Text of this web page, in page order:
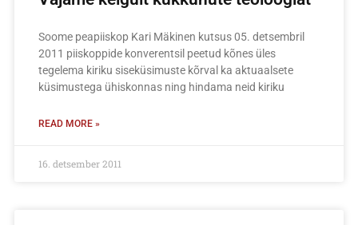
Soome peapiiskop Kari Mäkinen kutsus 05. detsembril
2011 piiskoppide konverentsil peetud kõnes üles
tegelema kiriku siseküsimuste kõrval ka aktuaalsete
küsimustega ühiskonnas ning hindama neid kiriku
READ MORE »
16. detsember 2011